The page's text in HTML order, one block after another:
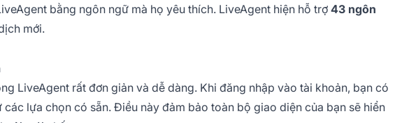
bằng ngôn ngữ mà họ yêu thích. LiveAgent hiện hỗ trợ43 ngôn
mới.
LiveAgent rất đơn giản và dễ dàng. Khi đăng nhập vào tài khoản, bạn có
lựa chọn có sẵn. Điều này đảm bảo toàn bộ giao diện của bạn sẽ hiển